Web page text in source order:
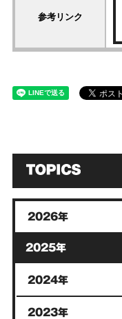
参考リンク
2026年
2025年
2024年
2023年